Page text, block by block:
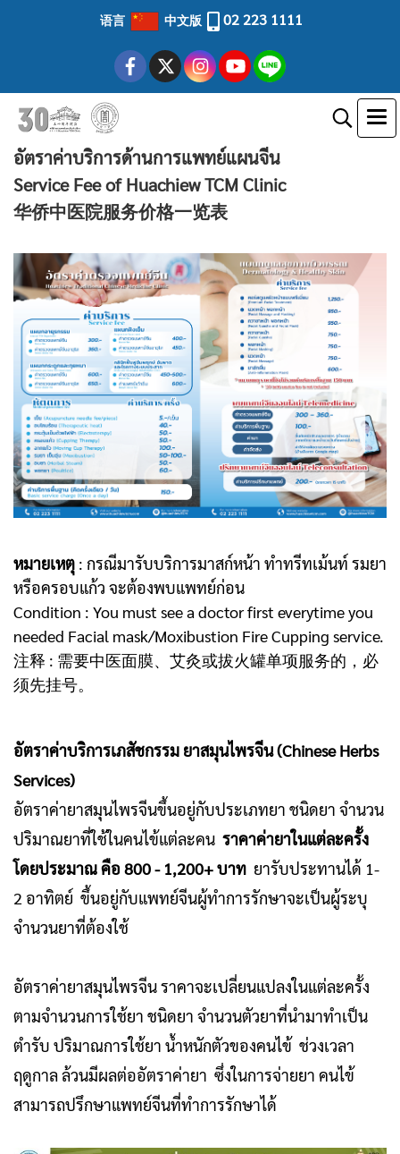
语言 中文版 02 223 1111
อัตราค่าบริการด้านการแพทย์แผนจีน
Service Fee of Huachiew TCM Clinic
华侨中医院服务价格一览表
หมายเหตุ : กรณีมารับบริการมาสก์หน้า ทำทรีทเม้นท์ รมยา
หรือครอบแก้ว จะต้องพบแพทย์ก่อน
Condition : You must see a doctor first everytime you
needed Facial mask/Moxibustion Fire Cupping service.
注释 : 需要中医面膜、艾灸或拔火罐单项服务的，必
须先挂号。
อัตราค่าบริการเภสัชกรรม ยาสมุนไพรจีน (Chinese Herbs
Services)
อัตราค่ายาสมุนไพรจีนขึ้นอยู่กับประเภทยา ชนิดยา จำนวน
ปริมาณยาที่ใช้ในคนไข้แต่ละคน ราคาค่ายาในแต่ละครั้ง
โดยประมาณ คือ 800 - 1,200+ บาท ยารับประทานได้ 1-
2 อาทิตย์ ขึ้นอยู่กับแพทย์จีนผู้ทำการรักษาจะเป็นผู้ระบุ
จำนวนยาที่ต้องใช้
อัตราค่ายาสมุนไพรจีน ราคาจะเปลี่ยนแปลงในแต่ละครั้ง
ตามจำนวนการใช้ยา ชนิดยา จำนวนตัวยาที่นำมาทำเป็น
ตำรับ ปริมาณการใช้ยา น้ำหนักตัวของคนไข้ ช่วงเวลา
ฤดูกาล ล้วนมีผลต่ออัตราค่ายา ซึ่งในการจ่ายยา คนไข้
สามารถปรึกษาแพทย์จีนที่ทำการรักษาได้